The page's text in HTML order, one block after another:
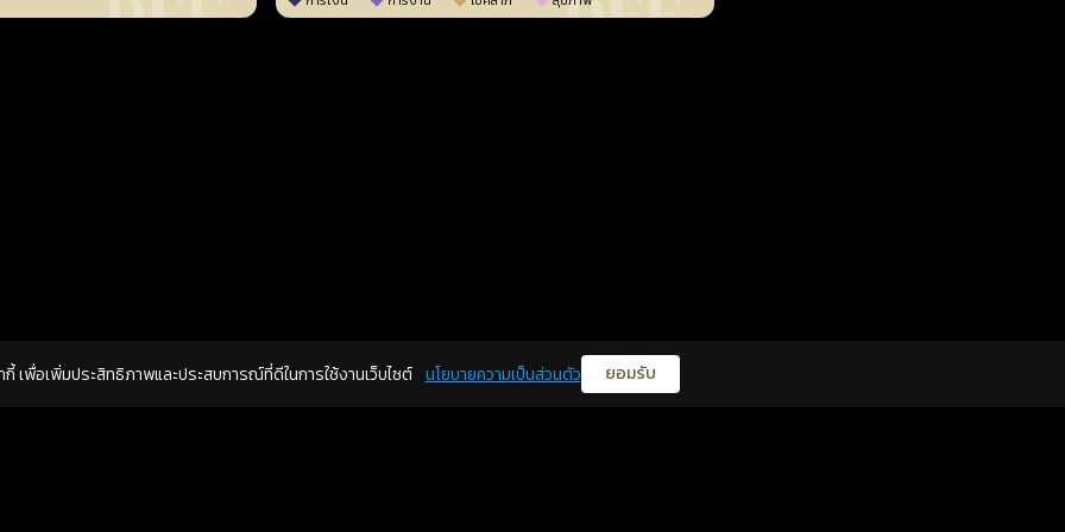
กี้ เพื่อเพิ่มประสิทธิภาพและประสบการณ์ที่ดีในการใช้งานเว็บไซต์ นโยบายความเป็นส่วนตัว ยอมรับ